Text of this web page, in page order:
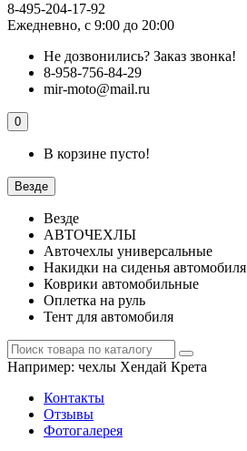
8-495-204-17-92
Ежедневно, с 9:00 до 20:00
Не дозвонились? Заказ звонка!
8-958-756-84-29
mir-moto@mail.ru
0
В корзине пусто!
Везде
Везде
АВТОЧЕХЛЫ
Авточехлы универсальные
Накидки на сиденья автомобиля
Коврики автомобильные
Оплетка на руль
Тент для автомобиля
Например: чехлы Хендай Крета
Контакты
Отзывы
Фотогалерея